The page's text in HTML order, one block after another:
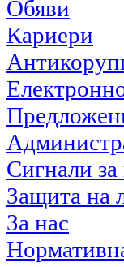
Обяви
Кариери
Сигнали
Защита на
За нас